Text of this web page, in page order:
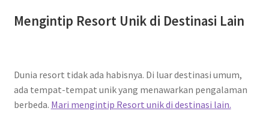
a
r
Mengintip Resort Unik di Destinasi Lain
Dunia resort tidak ada habisnya. Di luar destinasi umum,
ada tempat-tempat unik yang menawarkan pengalaman
berbeda. Mari mengintip Resort unik di destinasi lain.